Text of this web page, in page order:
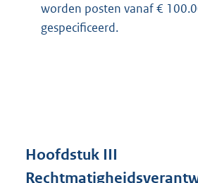
worden posten vanaf €
gespecificeerd.
Hoofdstuk III